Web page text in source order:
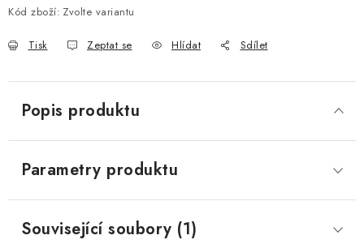
Kód zboží: Zvolte variantu
Tisk Zeptat se Hlídat Sdílet
Popis produktu
Parametry produktu
Související soubory (1)